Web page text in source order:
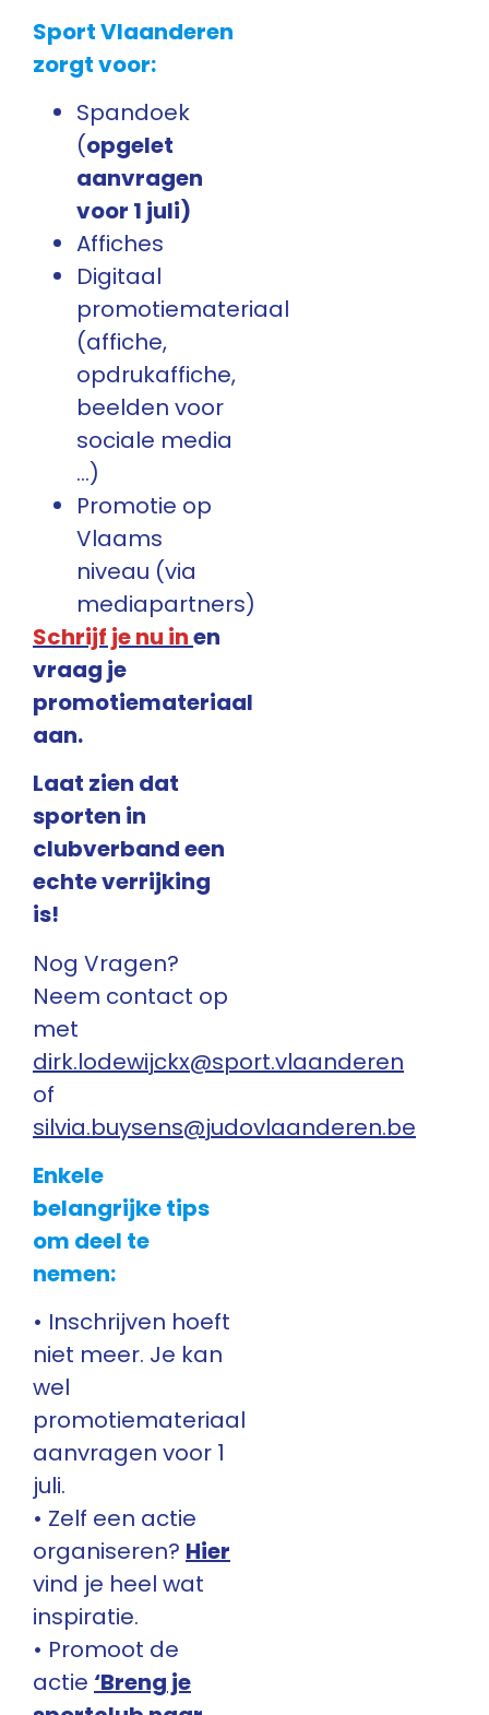
Sport Vlaanderen
zorgt voor:
Spandoek
(opgelet
aanvragen
voor 1 juli)
Affiches
Digitaal
promotiemateriaal
(affiche,
opdrukaffiche,
beelden voor
sociale media
…)
Promotie op
Vlaams
niveau (via
mediapartners)
Schrijf je nu inen
vraag je
promotiemateriaal
aan.
Laat zien dat
sporten in
clubverband een
echte verrijking
is!
Nog Vragen?
Neem contact op
met
dirk.lodewijckx@sport.vlaanderen
of
silvia.buysens@judovlaanderen.be
Enkele
belangrijke tips
om deel te
nemen:
• Inschrijven hoeft
niet meer. Je kan
wel
promotiemateriaal
aanvragen voor 1
juli.
• Zelf een actie
organiseren? Hier
vind je heel wat
inspiratie.
• Promoot de
actie ‘Breng je